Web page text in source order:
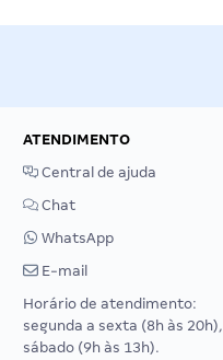
ATENDIMENTO
Central de ajuda
Chat
WhatsApp
E-mail
Horário de atendimento:
segunda a sexta (8h às 20h),
sábado (9h às 13h).